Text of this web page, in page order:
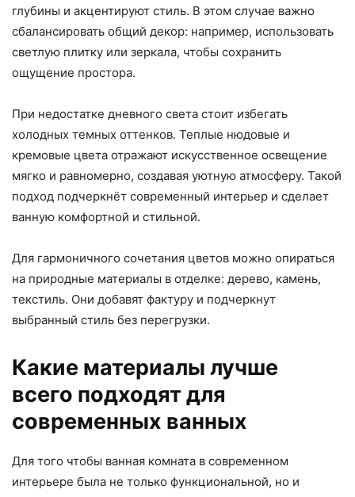
глубины и акцентируют стиль. В этом случае важно
сбалансировать общий декор: например, использовать
светлую плитку или зеркала, чтобы сохранить
ощущение простора.
При недостатке дневного света стоит избегать
холодных темных оттенков. Теплые нюдовые и
кремовые цвета отражают искусственное освещение
мягко и равномерно, создавая уютную атмосферу. Такой
подход подчеркнёт современный интерьер и сделает
ванную комфортной и стильной.
Для гармоничного сочетания цветов можно опираться
на природные материалы в отделке: дерево, камень,
текстиль. Они добавят фактуру и подчеркнут
выбранный стиль без перегрузки.
Какие материалы лучше
всего подходят для
современных ванных
Для того чтобы ванная комната в современном
интерьере была не только функциональной, но и